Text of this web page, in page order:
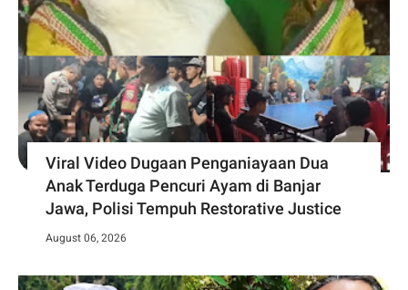
Viral Video Dugaan Penganiayaan Dua
Anak Terduga Pencuri Ayam di Banjar
Jawa, Polisi Tempuh Restorative Justice
August 06, 2026